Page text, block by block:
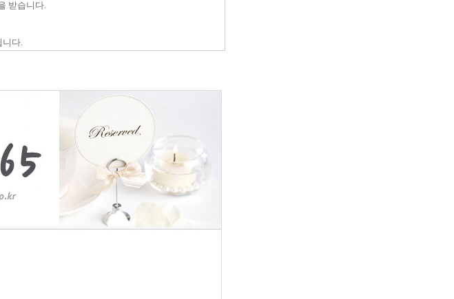
받습니다.
니다.